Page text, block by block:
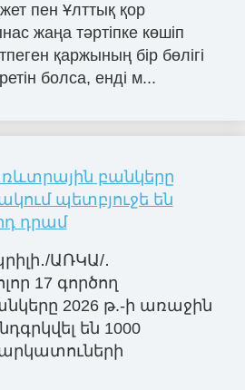
пен Ұлттық қор
жаңа тәртіпке көшіп
қаржының бір бөлігі
болса, енді м...
բանկերը
պետբյուջե են
դրամ
ԱՌԿԱ/․
17 գործող
2026 թ.-ի առաջին
են 1000